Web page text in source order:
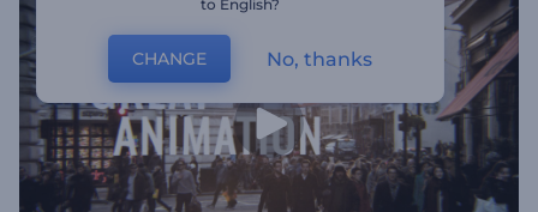
to English?
CHANGE No, thanks